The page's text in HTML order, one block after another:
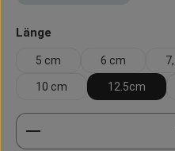
Länge
5 cm 6 cm
10 cm 12.5cm
Produkt Anzahl: Gib